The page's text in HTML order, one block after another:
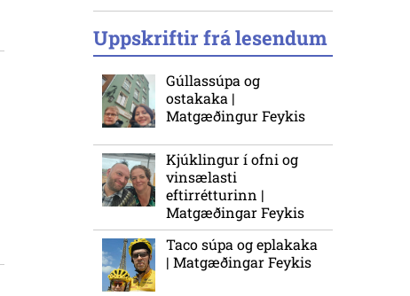
Uppskriftir frá lesendum
Gúllassúpa og
ostakaka |
Matgæðingur Feykis
Kjúklingur í ofni og
vinsælasti
eftirrétturinn |
Matgæðingar Feykis
Taco súpa og eplakaka
| Matgæðingar Feykis